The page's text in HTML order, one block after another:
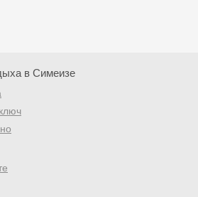
в Симеизе
−5%
Оставь почту и получи